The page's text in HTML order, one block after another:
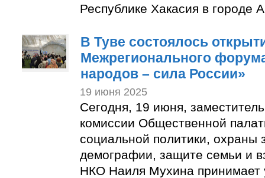
Республике Хакасия в городе
В Туве состоялось
Межрегионального
народов – сила России»
19 июня 2025
Сегодня, 19 июня,
комиссии Общественной
социальной политики, охраны
демографии, защите семьи и
НКО Наиля Мухина принимает